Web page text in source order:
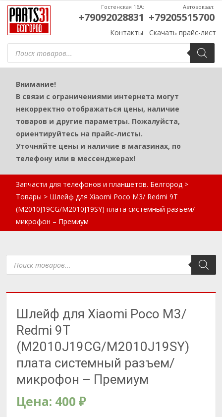
Поиск
товаров
Контакты Скачать прайс-лист
Гостенская 16А:
+79092028831
Автовокзал:
+79205515700
Внимание!
В связи с ограничениями интернета могут
некорректно отображаться цены, наличие
товаров и другие параметры. Пожалуйста,
ориентируйтесь на прайс-листы.
Уточняйте цены и наличие в магазинах, по
телефону или в мессенджерах!
Запчасти для телефонов и планшетов. Белгород >
Товары > Шлейф для Xiaomi Poco M3/ Redmi 9T
(M2010J19CG/M2010J19SY) плата системный разъем/
микрофон – Премиум
Поиск
товаров
Шлейф для Xiaomi Poco M3/
Redmi 9T
(M2010J19CG/M2010J19SY)
плата системный разъем/
микрофон – Премиум
Цена: 400 ₽